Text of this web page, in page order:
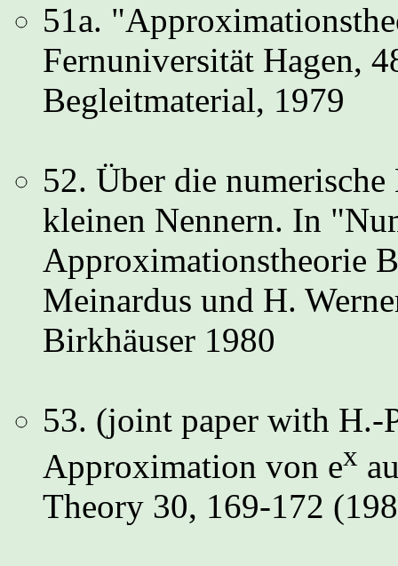
51a.
Fernuniversität Hagen,
Begleitmaterial, 1979
52. Über die
kleinen Nennern. In
Approximationstheorie
Meinardus und H.
Birkhäuser 1980
53. (joint paper with H.-
Approximation von ex
Theory 30, 169-172